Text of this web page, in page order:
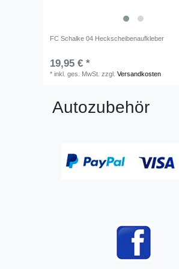
FC Schalke 04 Heckscheibenaufkleber
19,95 € *
*inkl. ges. MwSt. zzgl.Versandkosten
Autozubehör